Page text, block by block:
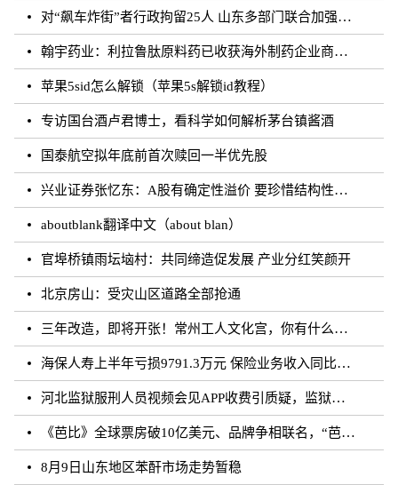
对“飙车炸街”者行政拘留25人 山东多部门联合加强噪声污染防治工作
翰宇药业：利拉鲁肽原料药已收获海外制药企业商业批订单
苹果5sid怎么解锁（苹果5s解锁id教程）
专访国台酒卢君博士，看科学如何解析茅台镇酱酒
国泰航空拟年底前首次赎回一半优先股
兴业证券张忆东：A股有确定性溢价 要珍惜结构性行情
aboutblank翻译中文（about blan）
官埠桥镇雨坛垴村：共同缔造促发展 产业分红笑颜开
北京房山：受灾山区道路全部抢通
三年改造，即将开张！常州工人文化宫，你有什么话说？
海保人寿上半年亏损9791.3万元 保险业务收入同比增长约50.73%
河北监狱服刑人员视频会见APP收费引质疑，监狱：开发公司收取
《芭比》全球票房破10亿美元、品牌争相联名，“芭比”IP第二春来临？
8月9日山东地区苯酐市场走势暂稳